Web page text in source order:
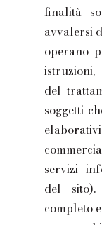
finalità
avvalersi
operano
del
soggetti
servizi
del
completo